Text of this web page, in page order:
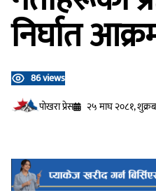
निर्घात
86 views
प‍ोखरा प्रेस
२५ माघ २०८१,